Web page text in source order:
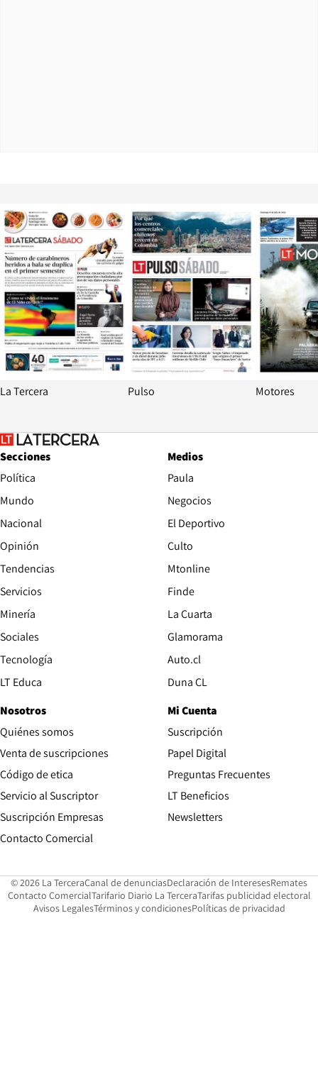
Opens in new window
La Tercera
Opens in
Pulso Motores
Secciones
Política
Mundo
Nacional
Opinión
Tendencias
Servicios
Minería
Sociales
Tecnología
LT Educa
Medios
Paula
Negocios
El Deportivo
Culto
Mtonline
Finde
La Cuarta
Glamorama
Auto.cl
Duna CL
Nosotros
Quiénes somos
Venta de suscripciones
Código de etica Opens in new window
Servicio al Suscriptor
Suscripción Empresas
Contacto Comercial
Mi Cuenta
Suscripción
Papel Digital
Preguntas Frecuentes
LT Beneficios
Newsletters
© 2026 La TerceraCanal de denunciasOpens in new window
Declaración de InteresesOpens in
Remates
Contacto ComercialOpens in new window
Tarifario Diario La TerceraOpens in new window
Tarifas publicidad electoral
Avisos LegalesOpens in new window
Términos y condicionesPolíticas de privacidad